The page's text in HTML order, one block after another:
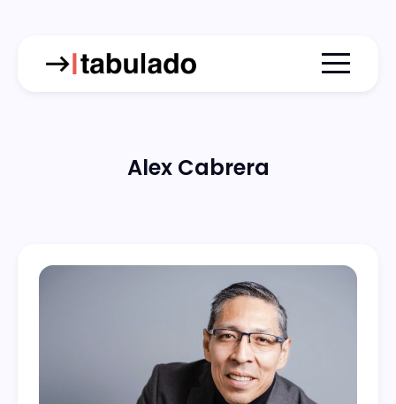
Menu
Alex Cabrera